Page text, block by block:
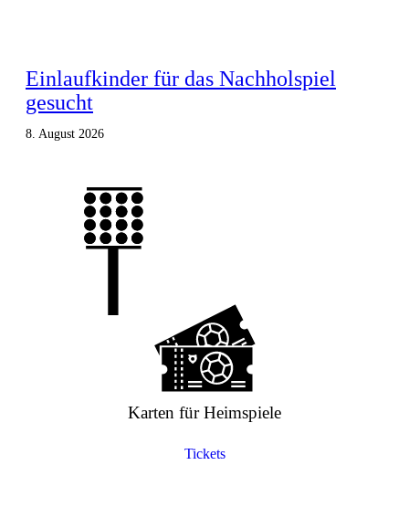
Einlaufkinder für das Nachholspiel
gesucht
8. August 2026
Karten für Heimspiele
Tickets